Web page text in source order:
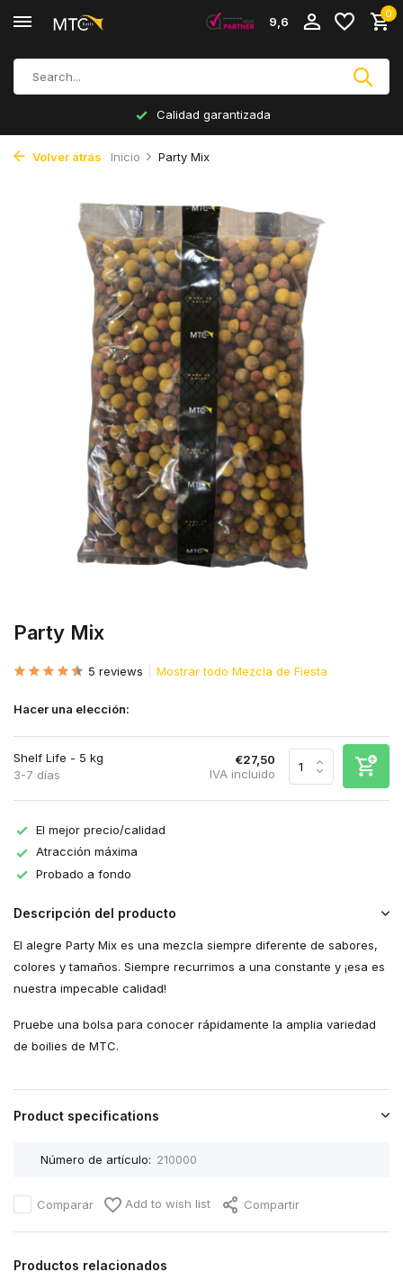
9,6
0
Calidad garantizada
Volver atrás Inicio Party Mix
Party Mix
5 reviews Mostrar todo Mezcla de Fiesta
Hacer una elección:
Shelf Life - 5 kg
3-7 días
€27,50
IVA incluido
El mejor precio/calidad
Atracción máxima
Probado a fondo
Descripción del producto
El alegre Party Mix es una mezcla siempre diferente de sabores,
colores y tamaños. Siempre recurrimos a una constante y ¡esa es
nuestra impecable calidad!
Pruebe una bolsa para conocer rápidamente la amplia variedad
de boilies de MTC.
Product specifications
Número de artículo: 210000
Comparar Add to wish list Compartir
Productos relacionados